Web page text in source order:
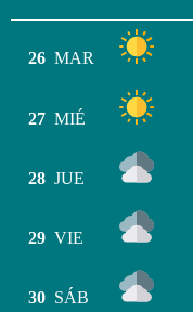
26 MAR
27 MIÉ
28 JUE
29 VIE
30 SÁB